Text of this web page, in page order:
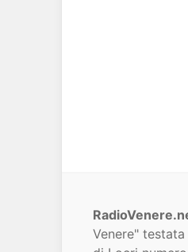
Venere"